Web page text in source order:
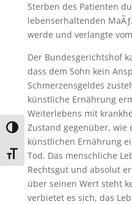
Umschalten auf hohe
Schrift vergrößern
Sterben des Patienten
lebenserhaltenden
werde und verlangte
Der Bundesgerichtshof
dass dem Sohn kein
Schmerzensgeldes
künstliche Ernährung
Weiterlebens mit
Zustand gegenüber, wie
künstlichen Ernährung
Tod. Das menschliche
Rechtsgut und absolut
über seinen Wert steht
verbietet es sich, das